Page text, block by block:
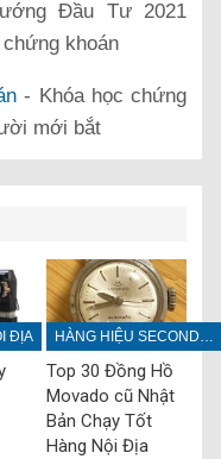
Đầu Tư 2021
khoán
- Khóa học chứng
mới bắt
ĐỊA HÀNG HIỆU SECONDHAND
Top 30 Đồng Hồ
Movado cũ Nhật
Bản Chạy Tốt
Hàng Nội Địa